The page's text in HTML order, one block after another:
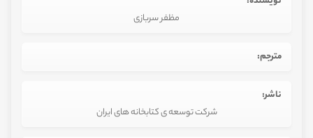
مظفر سربازی
مترجم:
ناشر:
شرکت توسعه ی کتابخانه های ایران